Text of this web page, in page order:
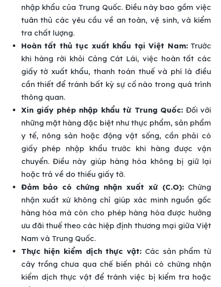
nhập khẩu của Trung Quốc. Điều này bao gồm việc
tuân thủ các yêu cầu về an toàn, vệ sinh, và kiểm
tra chất lượng.
Hoàn tất thủ tục xuất khẩu tại Việt Nam:Trước
khi hàng rời khỏi Cảng Cát Lái, việc hoàn tất các
giấy tờ xuất khẩu, thanh toán thuế và phí là điều
cần thiết để tránh bất kỳ sự cố nào trong quá trình
thông quan.
Xin giấy phép nhập khẩu từ Trung Quốc: Đối với
những mặt hàng đặc biệt như thực phẩm, sản phẩm
y tế, nông sản hoặc động vật sống, cần phải có
giấy phép nhập khẩu trước khi hàng được vận
chuyển. Điều này giúp hàng hóa không bị giữ lại
hoặc trả về do thiếu giấy tờ.
Đảm bảo có chứng nhận xuất xứ (C.O): Chứng
nhận xuất xứ không chỉ giúp xác minh nguồn gốc
hàng hóa mà còn cho phép hàng hóa được hưởng
ưu đãi thuế theo các hiệp định thương mại giữa Việt
Nam và Trung Quốc.
Thực hiện kiểm dịch thực vật: Các sản phẩm từ
cây trồng chưa qua chế biến phải có chứng nhận
kiểm dịch thực vật để tránh việc bị kiểm tra hoặc